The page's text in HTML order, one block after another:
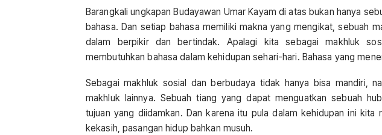
Barangkali ungkapan Budayawan Umar Kayam di atas bukan hanya
bahasa. Dan setiap bahasa memiliki makna yang mengikat, sebuah
dalam berpikir dan bertindak. Apalagi kita sebagai makhluk
membutuhkan bahasa dalam kehidupan sehari-hari. Bahasa yang
Sebagai makhluk sosial dan berbudaya tidak hanya bisa mandiri,
makhluk lainnya. Sebuah tiang yang dapat menguatkan sebuah
tujuan yang diidamkan. Dan karena itu pula dalam kehidupan ini kita
kekasih, pasangan hidup bahkan musuh.